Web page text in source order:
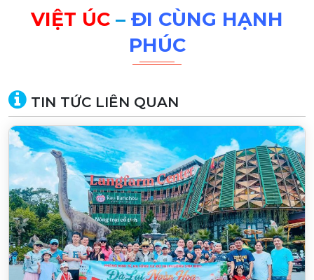
VIỆT ÚC – ĐI CÙNG HẠNH
PHÚC
TIN TỨC LIÊN QUAN